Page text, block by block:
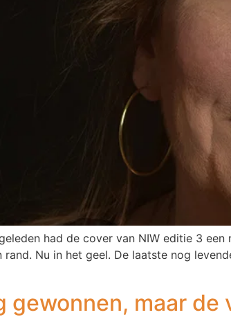
had de cover van NIW editie 3
rand. Nu in het geel. De laatste nog
gewonnen, maar de